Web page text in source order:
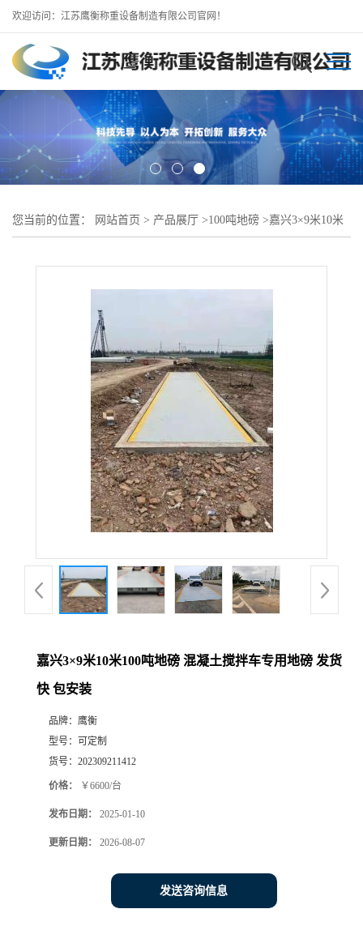
欢迎访问：江苏鹰衡称重设备制造有限公司官网！
您当前的位置： 网站首页 > 产品展厅 >100吨地磅 >嘉兴3×9米10米
嘉兴3×9米10米100吨地磅 混凝土搅拌车专用地磅 发货
快 包安装
品牌： 鹰衡
型号： 可定制
货号： 202309211412
价格： ￥6600/台
发布日期： 2025-01-10
更新日期： 2026-08-07
发送咨询信息